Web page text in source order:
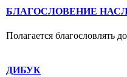
БЛАГОСЛОВЕНИЕ
Полагается
ДИБУК